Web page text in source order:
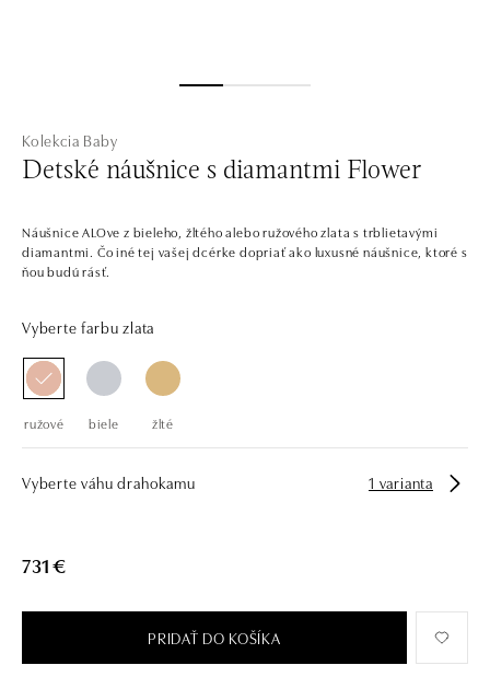
Kolekcia Baby
Detské náušnice s diamantmi Flower
Náušnice ALOve z bieleho, žltého alebo ružového zlata s trblietavými
diamantmi. Čo iné tej vašej dcérke dopriať ako luxusné náušnice, ktoré s
ňou budú rásť.
Vyberte farbu zlata
ružové biele žlté
Vyberte váhu drahokamu 1 varianta
731 €
PRIDAŤ DO KOŠÍKA